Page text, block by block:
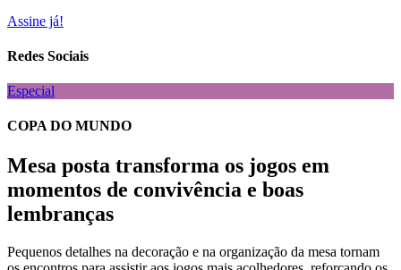
Assine já!
Redes Sociais
Especial
COPA DO MUNDO
Mesa posta transforma os jogos em
momentos de convivência e boas
lembranças
Pequenos detalhes na decoração e na organização da mesa tornam